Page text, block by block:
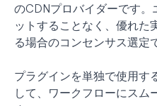
のCDNプロバイダーです。
ットすることなく、優れた
る場合のコンセンサス選定
プラグインを単独で使用す
して、ワークフローにスム